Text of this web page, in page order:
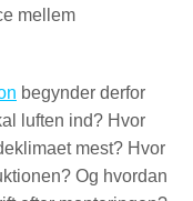
mellem
begynder derfor
luften ind? Hvor
mest? Hvor
Og hvordan